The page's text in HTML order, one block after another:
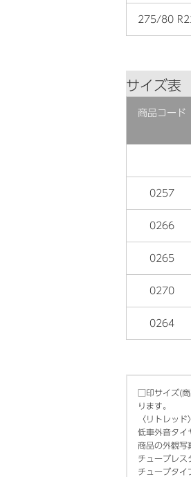
275/80
サイズ表
商品コード
0257
0266
0265
0270
0264
□印サイズ(商
ります。
〈リトレッド〉
低車外音タイ
商品の外観写
チューブレス
チューブタイ